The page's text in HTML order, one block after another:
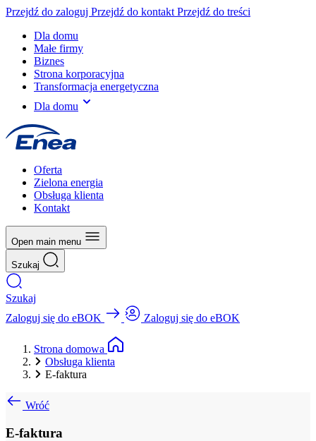
Przejdź do zaloguj Przejdź do kontakt Przejdź do treści
Dla domu
Małe firmy
Biznes
Strona korporacyjna
Transformacja energetyczna
Dla domu
Oferta
Zielona energia
Obsługa klienta
Kontakt
Open main menu
Szukaj
Szukaj
Zaloguj się do eBOK
Zaloguj się do eBOK
Strona domowa
Obsługa klienta
E-faktura
Wróć
E-faktura